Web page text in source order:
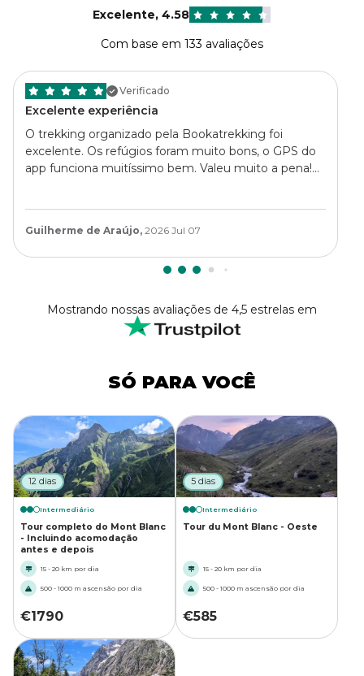
Excelente,4.58
Com base em 133 avaliações
Verificado
Excelente experiência
O trekking organizado pela Bookatrekking foi
excelente. Os refúgios foram muito bons, o GPS do
app funciona muitíssimo bem. Valeu muito a pena!
Guilherme de Araújo, 2026 Jul 07
Mostrando nossas avaliações de 4,5 estrelas em
SÓ PARA VOCÊ
12 dias
Intermediário
Tour completo do Mont Blanc
- Incluindo acomodação
antes e depois
15 - 20 km por dia
500 - 1000 m ascensão por dia
€1790
5 dias
Intermediário
Tour du Mont Blanc - Oeste
15 - 20 km por dia
500 - 1000 m ascensão por dia
€585